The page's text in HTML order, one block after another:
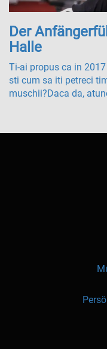
Der
Halle
Ti-ai propus ca in
sti cum sa iti petreci
muschii?Daca da,